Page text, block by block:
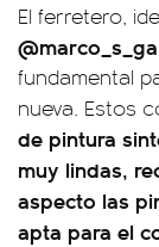
El ferretero,
fundamental
nueva. Estos
de pintura
muy lindas,
aspecto las
apta para el